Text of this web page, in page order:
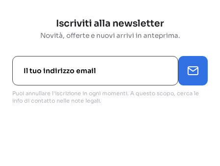
Iscriviti alla newsletter
Novità, offerte e nuovi arrivi in anteprima.
Puoi annullare l'iscrizione in ogni momenti. A questo scopo, cerca le
info di contatto nelle note legali.